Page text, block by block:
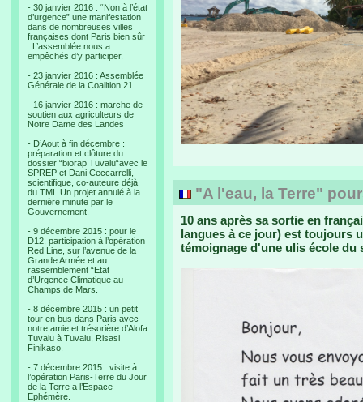
- 30 janvier 2016 : “Non à l’état
d’urgence” une manifestation
dans de nombreuses villes
françaises dont Paris bien sûr
. L’assemblée nous a
empêchés d’y participer.
- 23 janvier 2016 : Assemblée
Générale de la Coalition 21
- 16 janvier 2016 : marche de
soutien aux agriculteurs de
Notre Dame des Landes
- D’Aout à fin décembre :
préparation et clôture du
dossier “biorap Tuvalu“avec le
SPREP et Dani Ceccarrelli,
scientifique, co-auteure déjà
du TML Un projet annulé à la
dernière minute par le
Gouvernement.
- 9 décembre 2015 : pour le
D12, participation à l’opération
Red Line, sur l’avenue de la
Grande Armée et au
rassemblement “Etat
d’Urgence Climatique au
Champs de Mars.
- 8 décembre 2015 : un petit
tour en bus dans Paris avec
notre amie et trésorière d’Alofa
Tuvalu à Tuvalu, Risasi
Finikaso.
- 7 décembre 2015 : visite à
l’opération Paris-Terre du Jour
de la Terre a l’Espace
Ephémère.
"A l'eau, la Terre"
10 ans après sa sortie en
langues à ce jour) est toujours
témoignage d'une ulis école du